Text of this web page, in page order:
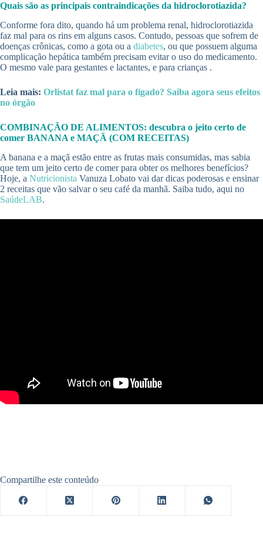
Quais são as principais contraindicações da hidroclorotiazida?
Conforme fora dito, quando há um problema renal, hidroclorotiazida
faz mal para os rins em alguns casos. Contudo, pessoas que sofrem de
doenças crônicas, como a gota ou a diabetes, ou que possuem alguma
complicação hepática também precisam evitar o uso do medicamento.
O mesmo vale para gestantes e lactantes, e para crianças .
Leia mais: Orlistat faz mal para o fígado? Saiba agora seus efeitos
no órgão
COMBINAÇÃO DE ALIMENTOS: descubra o jeito certo de
comer BANANA e MAÇÃ (COM RECEITAS)
A banana e a maçã estão entre as frutas mais consumidas, mas sabia
que tem um jeito certo de comer para obter os melhores benefícios?
Hoje, a Nutricionista Vanuza Lobato vai dar dicas poderosas e ensinar
2 receitas que vão salvar o seu café da manhã. Saiba tudo, aqui no
SaúdeLAB.
Compartilhe este conteúdo